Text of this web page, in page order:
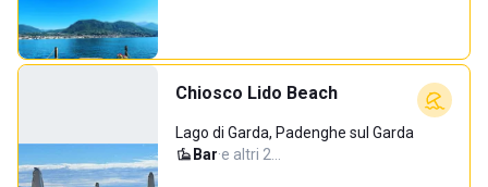
Chiosco Lido Beach
Lago di Garda, Padenghe sul Garda
Bar·e altri 2…